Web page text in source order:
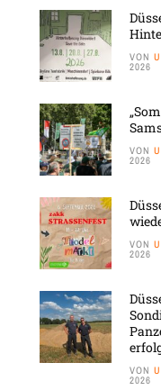
VON
2026
VON
2026
VON
2026
VON
2026